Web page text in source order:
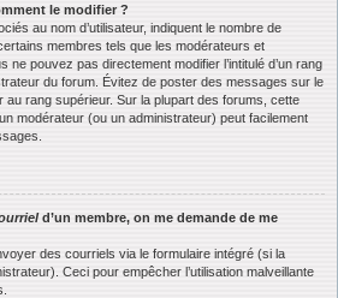
le modifier ?
au nom d’utilisateur, indiquent le nombre de
membres tels que les modérateurs et
ne pouvez pas directement modifier l’intitulé d’un rang
du forum. Évitez de poster des messages sur le
au rang supérieur. Sur la plupart des forums, cette
modérateur (ou un administrateur) peut facilement
d’un membre, on me demande de me
des courriels via le formulaire intégré (si la
Ceci pour empêcher l’utilisation malveillante